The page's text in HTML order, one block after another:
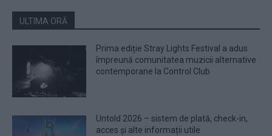
ULTIMA ORĂ
Prima ediție Stray Lights Festival a adus
împreună comunitatea muzicii alternative
contemporane la Control Club
Untold 2026 – sistem de plată, check-in,
acces și alte informații utile